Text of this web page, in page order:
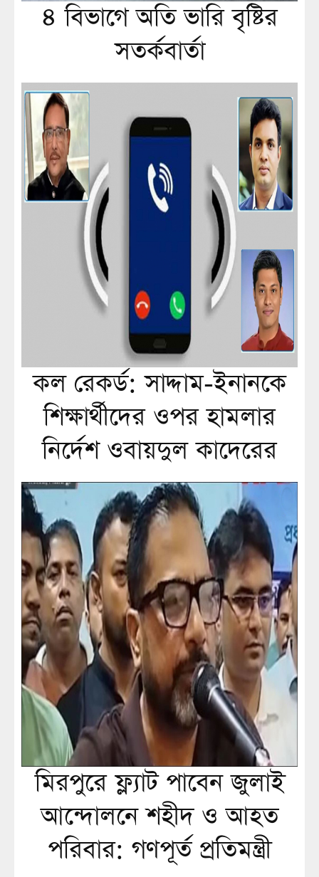
৪ বিভাগে অতি ভারি বৃষ্টির
সতর্কবার্তা
কল রেকর্ড: সাদ্দাম-ইনানকে
শিক্ষার্থীদের ওপর হামলার
নির্দেশ ওবায়দুল কাদেরের
মিরপুরে ফ্ল্যাট পাবেন জুলাই
আন্দোলনে শহীদ ও আহত
পরিবার: গণপূর্ত প্রতিমন্ত্রী